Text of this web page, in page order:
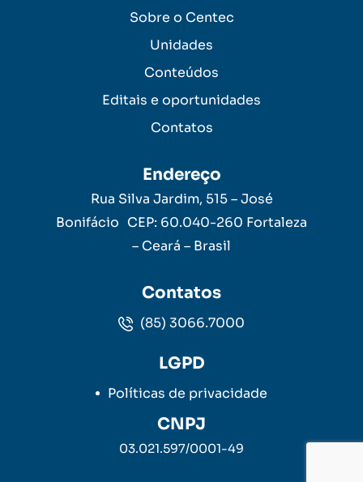
Sobre o Centec
Unidades
Conteúdos
Editais e oportunidades
Contatos
Endereço
Rua Silva Jardim, 515 – José
Bonifácio CEP: 60.040-260 Fortaleza
– Ceará – Brasil
Contatos
(85) 3066.7000
LGPD
Políticas de privacidade
CNPJ
03.021.597/0001-49